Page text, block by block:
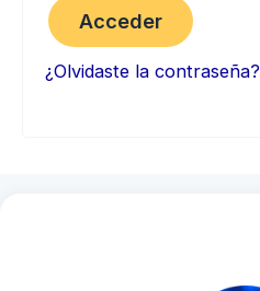
Acceder
¿Olvidaste la contraseña?